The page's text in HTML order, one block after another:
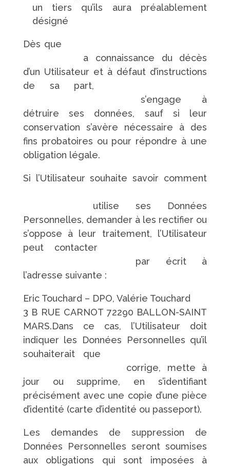
un tiers qu’ils aura préalablement
désigné
Dès que
a connaissance du décès
d’un Utilisateur et à défaut d’instructions
de sa part,
s’engage à
détruire ses données, sauf si leur
conservation s’avère nécessaire à des
fins probatoires ou pour répondre à une
obligation légale.
Si l’Utilisateur souhaite savoir comment
utilise ses Données
Personnelles, demander à les rectifier ou
s’oppose à leur traitement, l’Utilisateur
peut contacter
par écrit à
l’adresse suivante :
Eric Touchard – DPO, Valérie Touchard
3 B RUE CARNOT 72290 BALLON-SAINT
MARS.Dans ce cas, l’Utilisateur doit
indiquer les Données Personnelles qu’il
souhaiterait que
corrige, mette à
jour ou supprime, en s’identifiant
précisément avec une copie d’une pièce
d’identité (carte d’identité ou passeport).
Les demandes de suppression de
Données Personnelles seront soumises
aux obligations qui sont imposées à